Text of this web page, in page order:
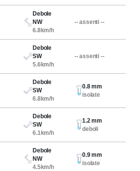
Debole
NW
6.8km/h
-- assenti --
Debole
SW
5.6km/h
-- assenti --
Debole
SW
6.8km/h
0.8 mm
isolate
Debole
SW
6.1km/h
1.2 mm
deboli
Debole
NW
4.5km/h
0.9 mm
isolate